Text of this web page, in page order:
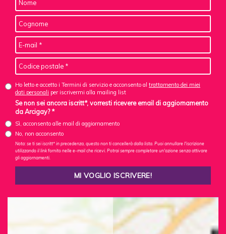
Ho letto e accetto i Termini di servizio e acconsento al trattamento dei miei
dati personali per iscrivermi alla mailing list
Se non sei ancora iscritt*, vorresti ricevere email di aggiornamento
da Arcigay? *
Sì, acconsento alle mail di aggiornamento
No, non acconsento
Nota: se ti sei iscritt* in precedenza, questo non ti cancellerà dalla lista. Puoi annullare l'iscrizione
utilizzando il link fornito nelle e-mail che ricevi. Potrai sempre completare un'azione senza attivare
gli aggiornamenti.